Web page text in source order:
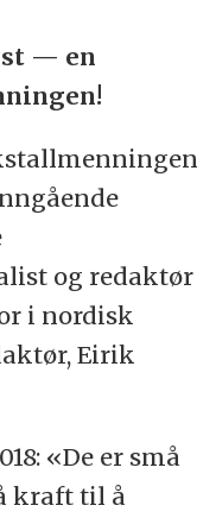
— en
og redaktør
i nordisk
Eirik
«De er små
kraft til å